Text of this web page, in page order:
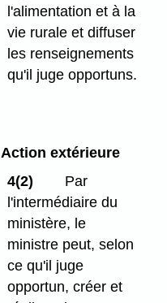
l'alimentation et à la
vie rurale et diffuser
les renseignements
qu'il juge opportuns.
Action extérieure
4(2)
Par
l'intermédiaire du
ministère, le
ministre peut, selon
ce qu'il juge
opportun, créer et